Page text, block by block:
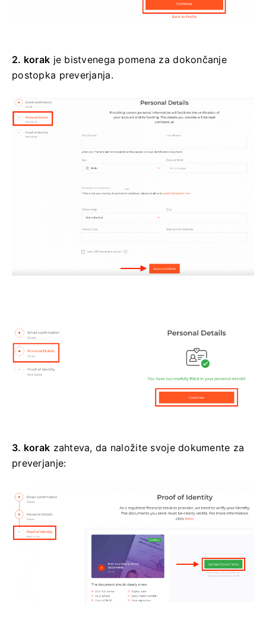
2. korak je bistvenega pomena za dokončanje
postopka preverjanja.
3. korak zahteva, da naložite svoje dokumente za
preverjanje: